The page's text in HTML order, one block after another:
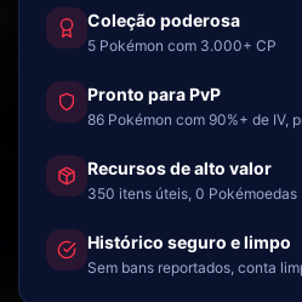
Coleção poderosa
5 Pokémon com 3.000+ CP
Pronto para PvP
86 Pokémon com 90%+ de IV,
Recursos de alto valor
350 itens úteis, 0 Pokémoedas
Histórico seguro e limpo
Sem bans reportados, conta